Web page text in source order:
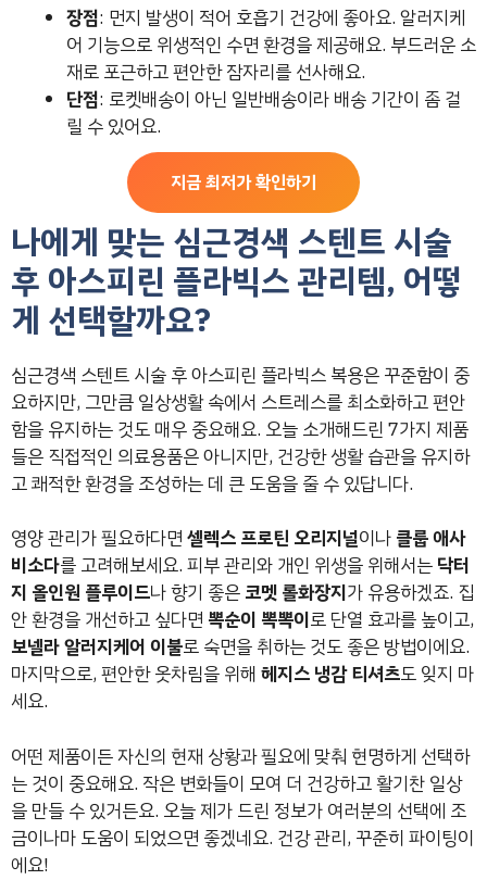
장점: 먼지 발생이 적어 호흡기 건강에 좋아요. 알러지케
어 기능으로 위생적인 수면 환경을 제공해요. 부드러운 소
재로 포근하고 편안한 잠자리를 선사해요.
단점: 로켓배송이 아닌 일반배송이라 배송 기간이 좀 걸
릴 수 있어요.
지금 최저가 확인하기
나에게 맞는 심근경색 스텐트 시술
후 아스피린 플라빅스 관리템, 어떻
게 선택할까요?
심근경색 스텐트 시술 후 아스피린 플라빅스 복용은 꾸준함이 중
요하지만, 그만큼 일상생활 속에서 스트레스를 최소화하고 편안
함을 유지하는 것도 매우 중요해요. 오늘 소개해드린 7가지 제품
들은 직접적인 의료용품은 아니지만, 건강한 생활 습관을 유지하
고 쾌적한 환경을 조성하는 데 큰 도움을 줄 수 있답니다.
영양 관리가 필요하다면 셀렉스 프로틴 오리지널이나 클룹 애사
비소다를 고려해보세요. 피부 관리와 개인 위생을 위해서는 닥터
지 올인원 플루이드나 향기 좋은 코멧 롤화장지가 유용하겠죠. 집
안 환경을 개선하고 싶다면 뽁순이 뽁뽁이로 단열 효과를 높이고,
보넬라 알러지케어 이불로 숙면을 취하는 것도 좋은 방법이에요.
마지막으로, 편안한 옷차림을 위해 헤지스 냉감 티셔츠도 잊지 마
세요.
어떤 제품이든 자신의 현재 상황과 필요에 맞춰 현명하게 선택하
는 것이 중요해요. 작은 변화들이 모여 더 건강하고 활기찬 일상
을 만들 수 있거든요. 오늘 제가 드린 정보가 여러분의 선택에 조
금이나마 도움이 되었으면 좋겠네요. 건강 관리, 꾸준히 파이팅이
에요!